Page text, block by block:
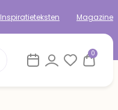
Inspiratieteksten Magazine
0